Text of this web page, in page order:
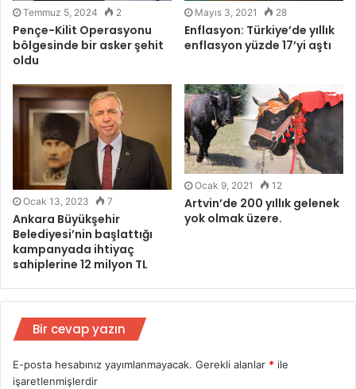
Temmuz 5, 2024 2
Pençe-Kilit Operasyonu
bölgesinde bir asker şehit
oldu
Mayıs 3, 2021 28
Enflasyon: Türkiye’de yıllık
enflasyon yüzde 17’yi aştı
Ocak 13, 2023 7
Ankara Büyükşehir
Belediyesi’nin başlattığı
kampanyada ihtiyaç
sahiplerine 12 milyon TL
Ocak 9, 2021 12
Artvin’de 200 yıllık gelenek
yok olmak üzere.
Bir cevap yazın
E-posta hesabınız yayımlanmayacak. Gerekli alanlar * ile
işaretlenmişlerdir